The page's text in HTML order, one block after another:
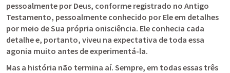
pessoalmente por Deus, conforme registrado no Antigo
Testamento, pessoalmente conhecido por Ele em detalhes
por meio de Sua própria onisciência. Ele conhecia cada
detalhe e, portanto, viveu na expectativa de toda essa
agonia muito antes de experimentá-la.
Mas a história não termina aí. Sempre, em todas essas três